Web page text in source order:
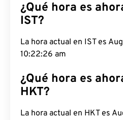
¿Qué hora es
IST?
La hora actual en IST es
am
¿Qué hora es
HKT?
La hora actual en HKT es